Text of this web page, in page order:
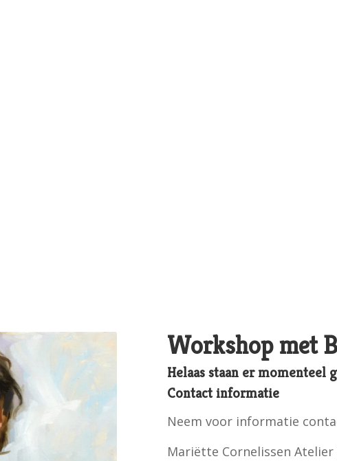
Workshop met
Helaas staan er momenteel
Contact informatie
Neem voor informatie
Mariëtte Cornelissen Atelier